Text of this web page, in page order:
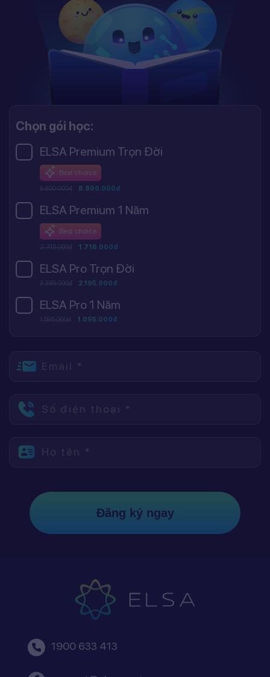
Chọn gói học:
ELSA Premium Trọn Đời
Best choice
8.800.000đ 8.800.000đ
ELSA Premium 1 Năm
Best choice
2.745.000đ 1.716.000đ
ELSA Pro Trọn Đời
3.395.000đ 2.195.000đ
ELSA Pro 1 Năm
1.595.000đ 1.095.000đ
Email *
Số điện thoại *
Họ tên *
Đăng ký ngay
1900 633 413